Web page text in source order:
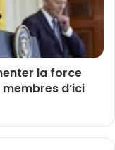
la force
d’ici